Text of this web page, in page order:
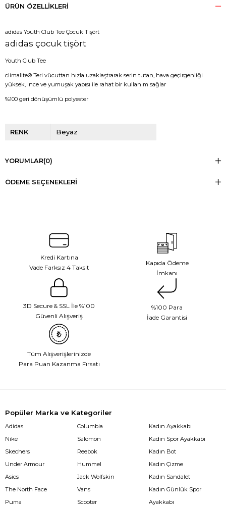
ÜRÜN ÖZELLIKLERI
adidas Youth Club Tee Çocuk Tişört
adidas çocuk tişört
Youth Club Tee
climalite® Teri vücuttan hızla uzaklaştrarak serin tutan, hava geçirgenliği
yüksek, ince ve yumuşak yapısı ile rahat bir kullanım sağlar
%100 geri dönüşümlü polyester
RENK Beyaz
YORUMLAR(0)
ÖDEME SEÇENEKLERI
Kredi Kartına
Vade Farksız 4 Taksit
Kapıda Ödeme
İmkanı
3D Secure & SSL İle %100
Güvenli Alışveriş
%100 Para
İade Garantisi
Tüm Alışverişlerinizde
Para Puan Kazanma Fırsatı
Popüler Marka ve Kategoriler
Adidas
Nike
Skechers
Under Armour
Asics
The North Face
Puma
Columbia
Salomon
Reebok
Hummel
Jack Wolfskin
Vans
Scooter
Kadın Ayakkabı
Kadın Spor Ayakkabı
Kadın Bot
Kadın Çizme
Kadın Sandalet
Kadın Günlük Spor
Ayakkabı